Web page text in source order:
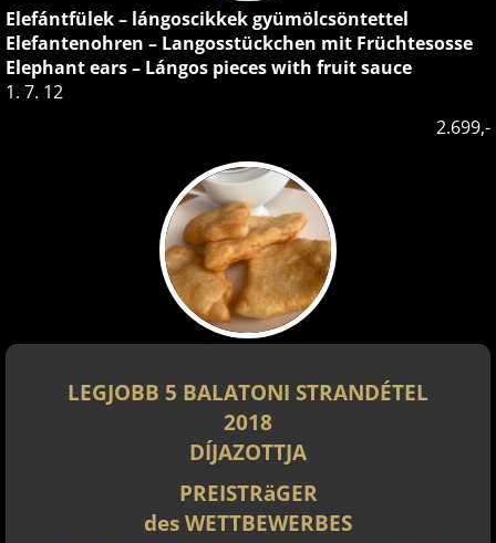
Elefántfülek – lángoscikkek gyümölcsöntettel
Elefantenohren – Langosstückchen mit Früchtesosse
Elephant ears – Lángos pieces with fruit sauce
1. 7. 12
2.699,-
LEGJOBB 5 BALATONI STRANDÉTEL
2018
DÍJAZOTTJA
PREISTRäGER
des WETTBEWERBES